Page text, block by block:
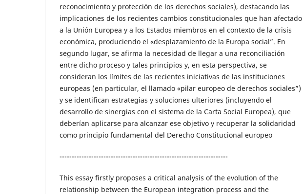
reconocimiento y protección de los derechos sociales), destacando las
implicaciones de los recientes cambios constitucionales que han afectado
a la Unión Europea y a los Estados miembros en el contexto de la crisis
económica, produciendo el «desplazamiento de la Europa social”. En
segundo lugar, se afirma la necesidad de llegar a una reconciliación
entre dicho proceso y tales principios y, en esta perspectiva, se
consideran los límites de las recientes iniciativas de las instituciones
europeas (en particular, el llamado «pilar europeo de derechos sociales”)
y se identifican estrategias y soluciones ulteriores (incluyendo el
desarrollo de sinergias con el sistema de la Carta Social Europea), que
deberían aplicarse para alcanzar ese objetivo y recuperar la solidaridad
como principio fundamental del Derecho Constitucional europeo
---------------------------------------------------------------------
This essay firstly proposes a critical analysis of the evolution of the
relationship between the European integration process and the